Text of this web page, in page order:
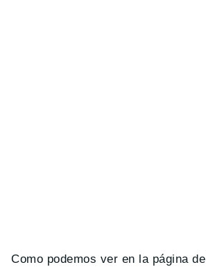
Como podemos ver en la página de